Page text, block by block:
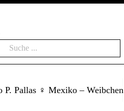
P. Pallas ♀ Mexiko – Weibchen